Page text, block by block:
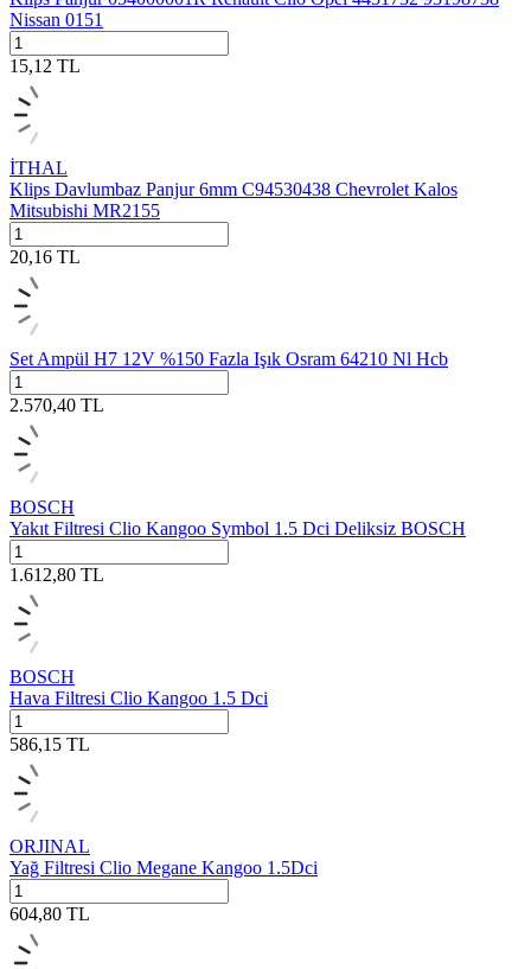
Nissan 0151
15,12 TL
İTHAL
Klips Davlumbaz Panjur 6mm C94530438 Chevrolet Kalos
Mitsubishi MR2155
20,16 TL
Set Ampül H7 12V %150 Fazla Işık Osram 64210 Nl Hcb
2.570,40 TL
BOSCH
Yakıt Filtresi Clio Kangoo Symbol 1.5 Dci Deliksiz BOSCH
1.612,80 TL
BOSCH
Hava Filtresi Clio Kangoo 1.5 Dci
586,15 TL
ORJINAL
Yağ Filtresi Clio Megane Kangoo 1.5Dci
604,80 TL